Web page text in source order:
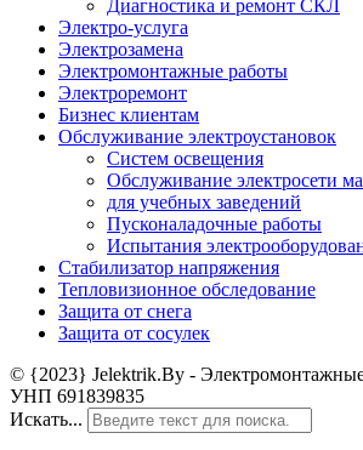
Диагностика и ремонт СКЛ
Электро-услуга
Электрозамена
Электромонтажные работы
Электроремонт
Бизнес клиентам
Обслуживание электроустановок
Систем освещения
Обслуживание электросети
для учебных заведений
Пусконаладочные работы
Испытания
Стабилизатор напряжения
Тепловизионное обследование
Защита от снега
Защита от сосулек
© {2023} Jelektrik.By -
УНП 691839835
Искать...